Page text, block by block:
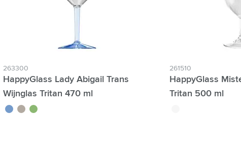
over filter Individuele namen mogelijk:
263300
HappyGlass Lady Abigail Trans
Wijnglas Tritan 470 ml
bleu translucide
gris translucide
vert translucide
261510
HappyGlass
Tritan 500 ml